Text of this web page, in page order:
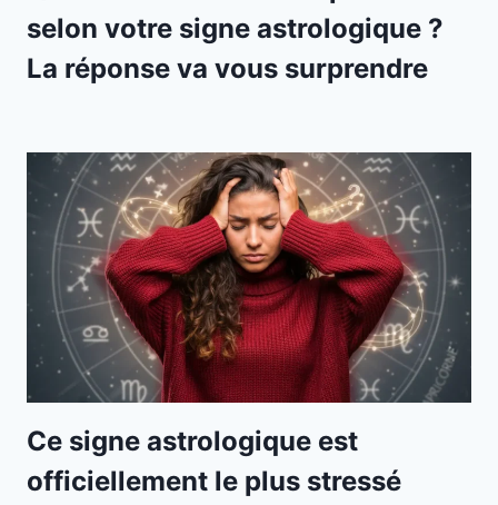
selon votre signe astrologique ?
La réponse va vous surprendre
Ce signe astrologique est
officiellement le plus stressé